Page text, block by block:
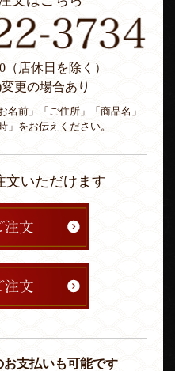
（店休日を除く）
更の場合あり
名前」「ご住所」「商品名」
」をお伝えください。
文いただけます
支払いも可能です